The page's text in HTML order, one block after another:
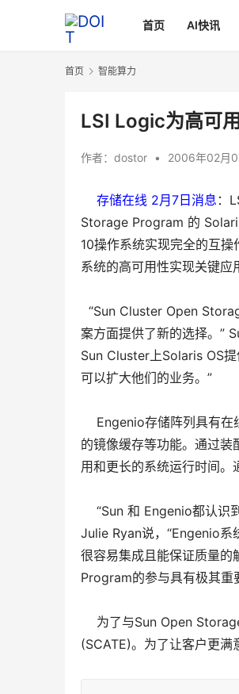
首页 AI快讯
首页 智能算力
LSI Logic为高可
作者： dostor • 2006年02月
存储在线 2月7日消息 ：
Storage Program 的
10操作系统实现完全的互
系统的高可用性实现关键应
“Sun Cluster Open
案方面提供了新的选择。”
Sun Cluster上Solaris OS
可以扩大他们的业务。”
Engenio存储阵列具有在
的镜像缓存等功能。通过
用和更长的系统运行时间。
“Sun 和 Engenio都认识
Julie Ryan说，“Engenio系
很容易集成且能保证质量
Program的参与具有极其重
为了与Sun Open
(SCATE)。为了让客户更